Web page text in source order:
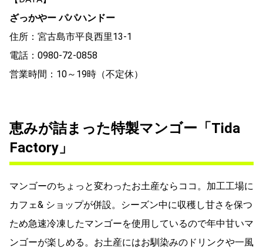
ざっかやー パパハンドー
住所：宮古島市平良西里13-1
電話：0980-72-0858
営業時間：10～19時（不定休）
恵みが詰まった特製マンゴー「Tida
Factory」
マンゴーのちょっと変わったお土産ならココ。加工工場に
カフェ& ショップが併設。シーズン中に収穫し甘さを保つ
ため急速冷凍したマンゴーを使用しているので年中甘いマ
ンゴーが楽しめる。お土産にはお馴染みのドリンクや一風